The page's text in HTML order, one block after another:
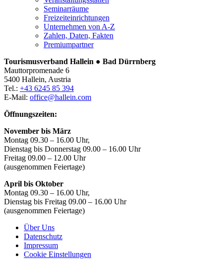
Seminarräume
Freizeiteinrichtungen
Unternehmen von A-Z
Zahlen, Daten, Fakten
Premiumpartner
Tourismusverband Hallein ● Bad Dürrnberg
Mauttorpromenade 6
5400 Hallein, Austria
Tel.: +43 6245 85 394
E-Mail: office@hallein.com
Öffnungszeiten:
November bis März
Montag 09.30 – 16.00 Uhr,
Dienstag bis Donnerstag 09.00 – 16.00 Uhr
Freitag 09.00 – 12.00 Uhr
(ausgenommen Feiertage)
April bis Oktober
Montag 09.30 – 16.00 Uhr,
Dienstag bis Freitag 09.00 – 16.00 Uhr
(ausgenommen Feiertage)
Über Uns
Datenschutz
Impressum
Cookie Einstellungen